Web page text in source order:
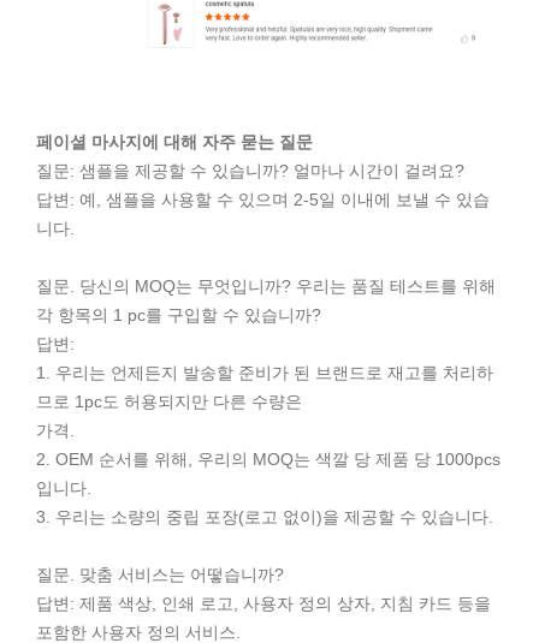
페이셜 마사지에 대해 자주 묻는 질문
질문: 샘플을 제공할 수 있습니까? 얼마나 시간이 걸려요?
답변: 예, 샘플을 사용할 수 있으며 2-5일 이내에 보낼 수 있습
니다.
질문. 당신의 MOQ는 무엇입니까? 우리는 품질 테스트를 위해
각 항목의 1 pc를 구입할 수 있습니까?
답변:
1. 우리는 언제든지 발송할 준비가 된 브랜드로 재고를 처리하
므로 1pc도 허용되지만 다른 수량은
가격.
2. OEM 순서를 위해, 우리의 MOQ는 색깔 당 제품 당 1000pcs
입니다.
3. 우리는 소량의 중립 포장(로고 없이)을 제공할 수 있습니다.
질문. 맞춤 서비스는 어떻습니까?
답변: 제품 색상, 인쇄 로고, 사용자 정의 상자, 지침 카드 등을
포함한 사용자 정의 서비스.